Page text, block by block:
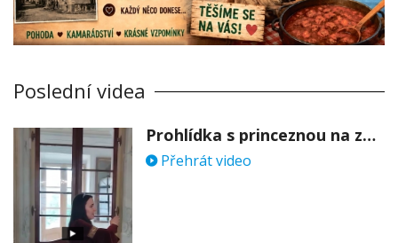
Poslední videa
Prohlídka s princeznou na zámku Stekník
Přehrát video